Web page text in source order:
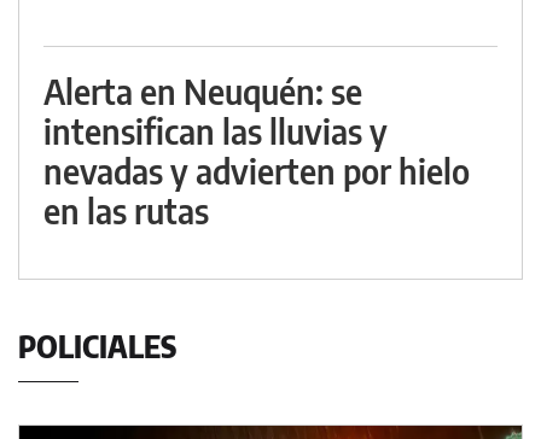
Alerta en Neuquén: se
intensifican las lluvias y
nevadas y advierten por hielo
en las rutas
POLICIALES